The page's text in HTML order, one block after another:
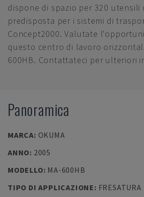
dispone di spazio per 320 utensili
predisposta per i sistemi di
Concept2000. Valutate
questo centro di lavoro
600HB. Contattateci per ulteriori
Panoramica
MARCA: OKUMA
ANNO: 2005
MODELLO: MA-600HB
TIPO DI APPLICAZIONE: FRESATURA